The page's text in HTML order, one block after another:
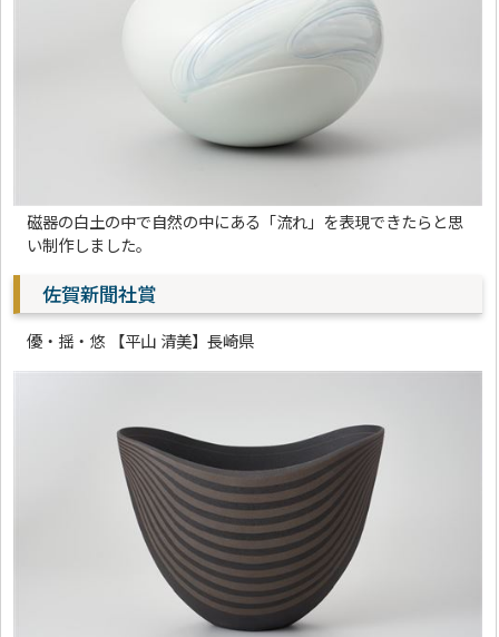
磁器の白土の中で自然の中にある「流れ」を表現できたらと思
い制作しました。
佐賀新聞社賞
優・揺・悠 【平山 清美】長崎県